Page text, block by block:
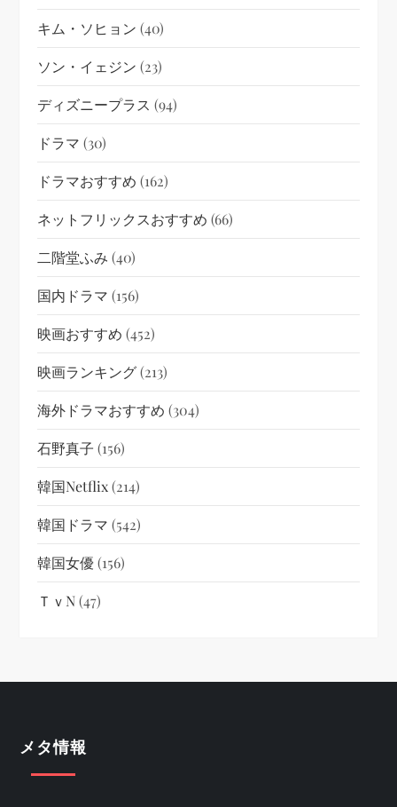
キム・ソヒョン (40)
ソン・イェジン (23)
ディズニープラス (94)
ドラマ (30)
ドラマおすすめ (162)
ネットフリックスおすすめ (66)
二階堂ふみ (40)
国内ドラマ (156)
映画おすすめ (452)
映画ランキング(213)
海外ドラマおすすめ (304)
石野真子 (156)
韓国netflix(214)
韓国ドラマ (542)
韓国女優(156)
ＴｖN(47)
メタ情報